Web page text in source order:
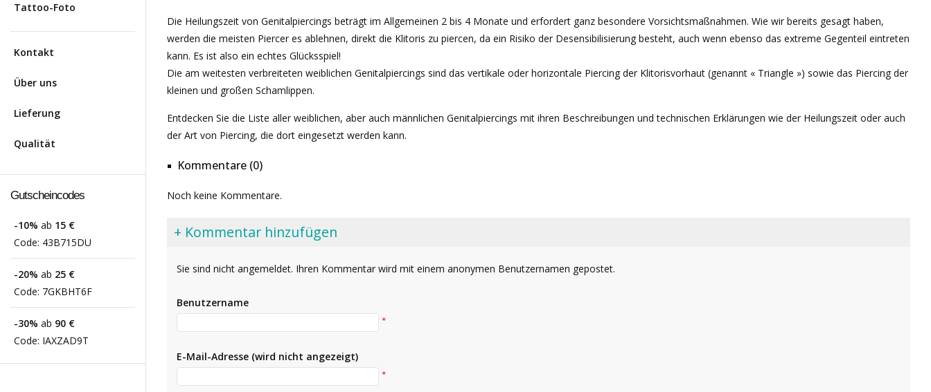
Tattoo-Foto
Kontakt
Über uns
Lieferung
Qualität
Gutscheincodes
-10% ab 15 €
Code: 43B715DU
-20% ab 25 €
Code: 7GKBHT6F
-30% ab 90 €
Code: IAXZAD9T
Die Heilungszeit von Genitalpiercings beträgt im Allgemeinen 2 bis 4 Monate und erfordert ganz besondere Vorsichtsmaßnahmen. Wie wir bereits gesagt haben,
werden die meisten Piercer es ablehnen, direkt die Klitoris zu piercen, da ein Risiko der Desensibilisierung besteht, auch wenn ebenso das extreme Gegenteil eintreten
kann. Es ist also ein echtes Glücksspiel!
Die am weitesten verbreiteten weiblichen Genitalpiercings sind das vertikale oder horizontale Piercing der Klitorisvorhaut (genannt « Triangle ») sowie das Piercing der
kleinen und großen Schamlippen.
Entdecken Sie die Liste aller weiblichen, aber auch männlichen Genitalpiercings mit ihren Beschreibungen und technischen Erklärungen wie der Heilungszeit oder auch
der Art von Piercing, die dort eingesetzt werden kann.
Kommentare (0)
Noch keine Kommentare.
+ Kommentar hinzufügen
Sie sind nicht angemeldet. Ihren Kommentar wird mit einem anonymen Benutzernamen gepostet.
Benutzername
*
E-Mail-Adresse (wird nicht angezeigt)
*